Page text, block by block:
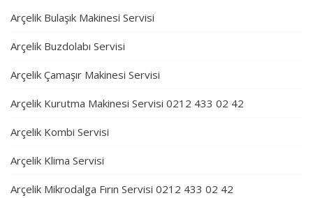
Arçelik Bulaşık Makinesi Servisi
Arçelik Buzdolabı Servisi
Arçelik Çamaşır Makinesi Servisi
Arçelik Kurutma Makinesi Servisi 0212 433 02 42
Arçelik Kombi Servisi
Arçelik Klima Servisi
Arçelik Mikrodalga Fırın Servisi 0212 433 02 42